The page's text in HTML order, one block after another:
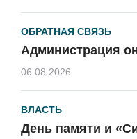
ОБРАТНАЯ СВЯЗЬ
Администрация
06.08.2026
ВЛАСТЬ
День памяти и